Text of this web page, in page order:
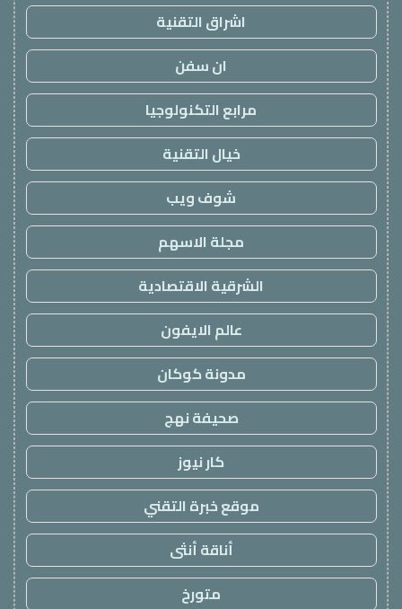
اشراق التقنية
ان سفن
مرابع التكنولوجيا
خيال التقنية
شوف ويب
مجلة الاسهم
الشرقية الاقتصادية
عالم الايفون
مدونة كوكان
صحيفة نهج
كار نيوز
موقع خبرة التقني
أناقة أنثى
متورخ